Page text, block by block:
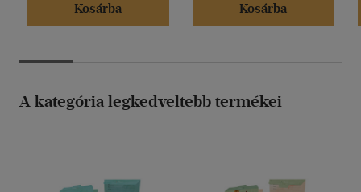
Kosárba
Kosárba
A kategória legkedveltebb termékei